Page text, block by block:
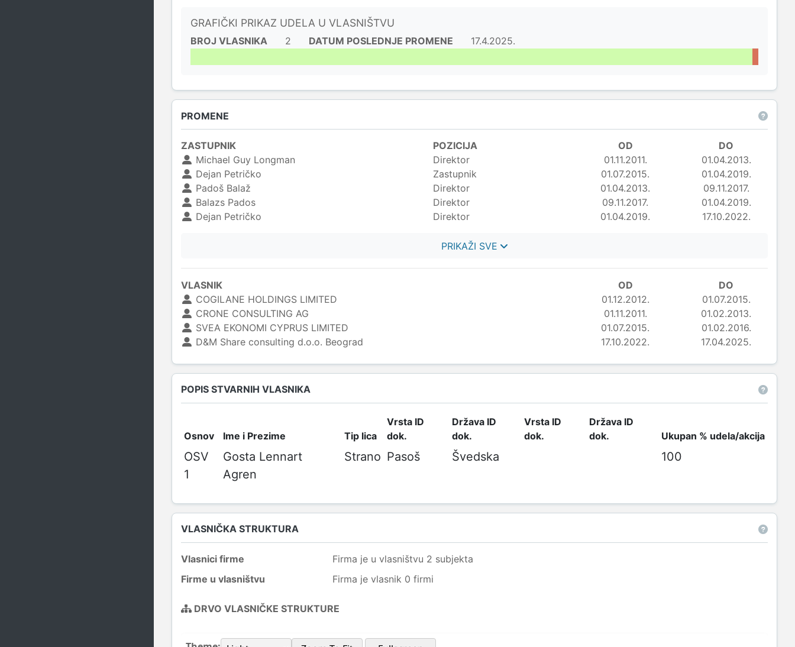
GRAFIČKI PRIKAZ UDELA U VLASNIŠTVU
BROJ VLASNIKA 2 DATUM POSLEDNJE PROMENE 17.4.2025.
PROMENE
ZASTUPNIK POZICIJA OD
DO
Michael Guy Longman
Direktor 01.11.2011.
01.04.2013.
Dejan Petričko
Zastupnik 01.07.2015.
01.04.2019.
Padoš Balaž
Direktor 01.04.2013.
09.11.2017.
Balazs Pados
Direktor 09.11.2017.
01.04.2019.
Dejan Petričko
Direktor 01.04.2019. 17.10.2022.
PRIKAŽI SVE
VLASNIK OD
DO
COGILANE HOLDINGS LIMITED
01.12.2012.
01.07.2015.
CRONE CONSULTING AG
01.11.2011.
01.02.2013.
SVEA EKONOMI CYPRUS LIMITED
01.07.2015.
01.02.2016.
D&M Share consulting d.o.o. Beograd
17.10.2022. 17.04.2025.
POPIS STVARNIH VLASNIKA
Osnov Ime i Prezime Tip lica
Vrsta ID
dok.
Država ID
dok.
Vrsta ID
dok.
Država ID
dok.
Ukupan % udela/akcija
OSV
1
Gosta Lennart
Agren
Strano Pasoš Švedska 100
VLASNIČKA STRUKTURA
Vlasnici firme
Firma je u vlasništvu 2 subjekta
Firme u vlasništvu
Firma je vlasnik 0 firmi
DRVO VLASNIČKE STRUKTURE